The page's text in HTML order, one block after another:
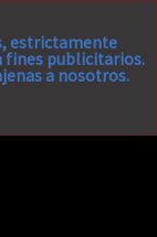
estrictamente
fines publicitarios.
a nosotros.